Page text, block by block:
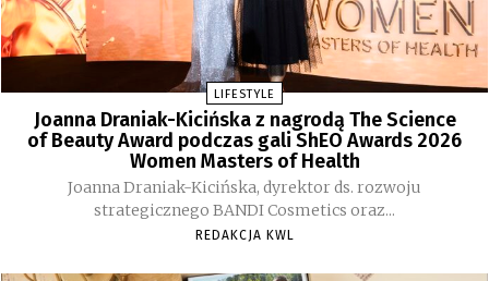
LIFESTYLE
Joanna Draniak-Kicińska z nagrodą The Science
of Beauty Award podczas gali ShEO Awards 2026
Women Masters of Health
Joanna Draniak-Kicińska, dyrektor ds. rozwoju
strategicznego BANDI Cosmetics oraz...
REDAKCJA KWL